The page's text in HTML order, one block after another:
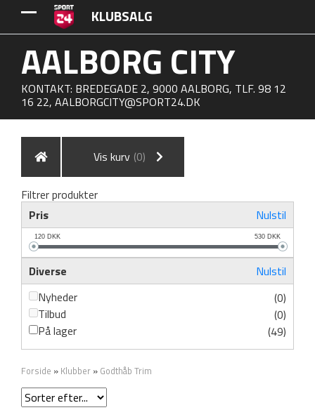
KLUBSALG
AALBORG CITY
KONTAKT: BREDEGADE 2, 9000 AALBORG, TLF. 98 12
16 22, AALBORGCITY@SPORT24.DK
Vis kurv (0)
Filtrer produkter
Pris
Nulstil
120 DKK 530 DKK
Diverse
Nulstil
Nyheder
(0)
Tilbud
(0)
På lager
(49)
Forside » Klubber » Godthåb Trim